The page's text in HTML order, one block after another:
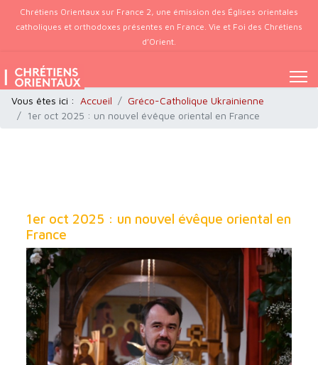
Chrétiens Orientaux sur France 2, une émission des Églises orientales
catholiques et orthodoxes présentes en France. Vie et Foi des Chrétiens
d’Orient.
Vous êtes ici : Accueil
Gréco-Catholique Ukrainienne
1er oct 2025 : un nouvel évêque oriental en France
1er oct 2025 : un nouvel évêque oriental en
France